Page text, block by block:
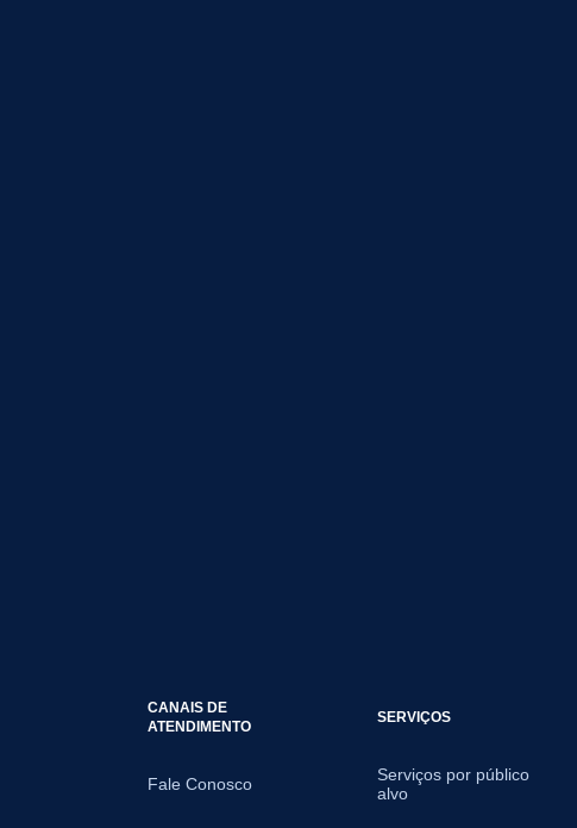
CANAIS DE
ATENDIMENTO
Fale Conosco
SERVIÇOS
Serviços por público
alvo